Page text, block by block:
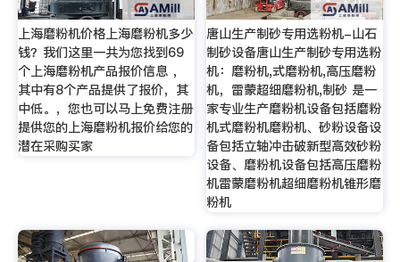
上海磨粉机价格上海磨粉机多少
钱？我们这里一共为您找到69
个上海磨粉机产品报价信息 ，
其中有8个产品提供了报价，其
中低。，您也可以马上免费注册
提供您的上海磨粉机报价给您的
潜在采购买家
唐山生产制砂专用选粉机-山石
制砂设备唐山生产制砂专用选粉
机：磨粉机,式磨粉机,高压磨粉
机，雷蒙超细磨粉机,制砂 是一
家专业生产磨粉机设备包括磨粉
机式磨粉机磨粉机、砂粉设备设
备包括立轴冲击破新型高效砂粉
设备、磨粉机设备包括高压磨粉
机雷蒙磨粉机超细磨粉机锥形磨
粉机